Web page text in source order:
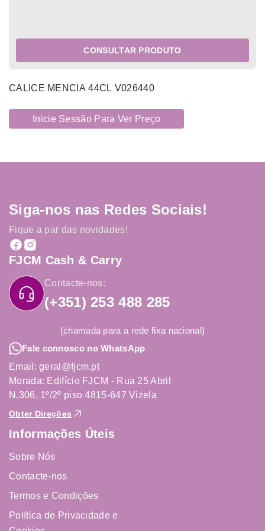
CONSULTAR PRODUTO
CALICE MENCIA 44CL V026440
Inicie Sessão Para Ver Preço
Siga-nos nas Redes Sociais!
Fique a par das novidades!
FJCM Cash & Carry
Contacte-nos:
(+351) 253 488 285
(chamada para a rede fixa nacional)
Fale connosco no WhatsApp
Email: geral@fjcm.pt
Morada: Edifício FJCM - Rua 25 Abril
N.306, 1º/2º piso 4815-647 Vizela
Obter Direções
Informações Úteis
Sobre Nós
Contacte-nos
Termos e Condições
Política de Privacidade e